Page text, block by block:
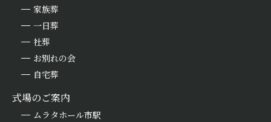
家族葬
一日葬
社葬
お別れの会
自宅葬
式場のご案内
ムラタホール市駅